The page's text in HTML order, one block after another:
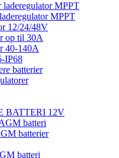
laderegulator MPPT
MPPT
12/24/48V
op til 30A
40-140A
IP68
batterier
BATTERI 12V
batteri
batterier
batteri